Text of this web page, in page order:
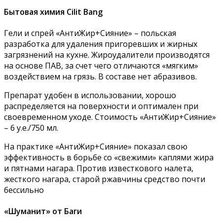
Бытовая химия Cilit Bang
Гели и спрей «АнтиЖир+Сияние» – польская
разработка для удаления пригоревших и жирных
загрязнений на кухне. Жироудалители производятся
на основе ПАВ, за счет чего отличаются «мягким»
воздействием на грязь. В составе нет абразивов.
Препарат удобен в использовании, хорошо
распределяется на поверхности и оптимален при
своевременном уходе. Стоимость «АнтиЖир+Сияние»
– 6 у.е./750 мл.
На практике «АнтиЖир+Сияние» показал свою
эффективность в борьбе со «свежими» каплями жира
и пятнами нагара. Против известкового налета,
жесткого нагара, старой ржавчины средство почти
бессильно
«Шуманит» от Баги